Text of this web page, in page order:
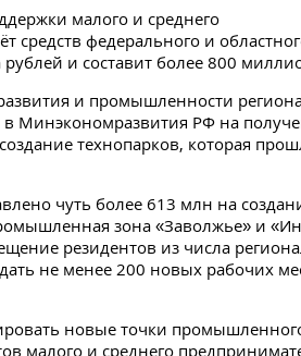
малого и среднего
средств федерального и
и составит более 800
и промышленности
в Минэкономразвития РФ на
технопарков, которая
чуть более 613 млн на
зона «Заволжье» и
резидентов из числа
не менее 200 новых рабочих
новые точки
малого и среднего